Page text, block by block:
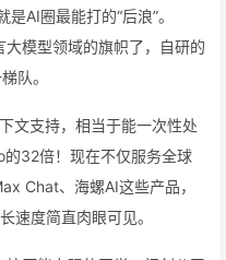
AI圈最能打的“后浪”。
模型领域的旗帜了，自研的
队。
文支持，相当于能一次性处
32倍！现在不仅服务全球
Chat、海螺AI这些产品，
速度简直肉眼可见。